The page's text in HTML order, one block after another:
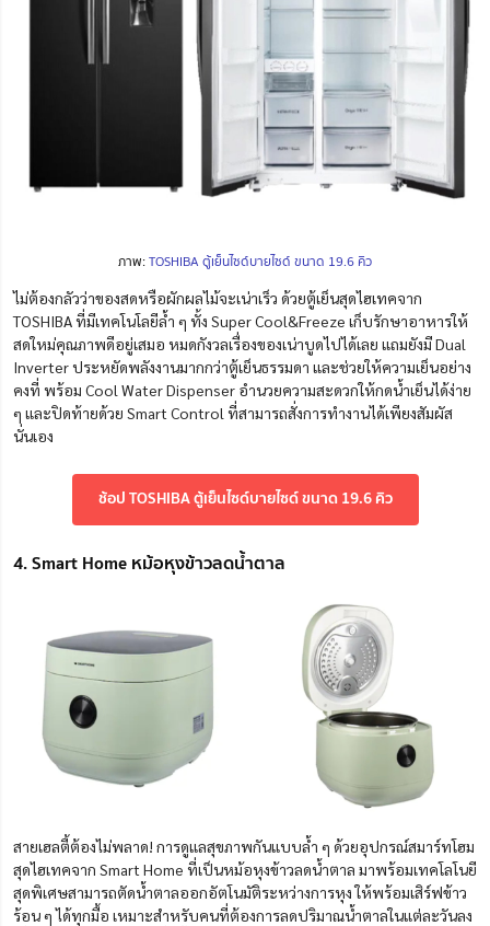
ภาพ:TOSHIBA ตู้เย็นไซด์บายไซด์ ขนาด 19.6 คิว
ไม่ต้องกลัวว่าของสดหรือผักผลไม้จะเน่าเร็ว ด้วยตู้เย็นสุดไฮเทคจาก
TOSHIBA ที่มีเทคโนโลยีล้ำ ๆ ทั้ง Super Cool&Freeze เก็บรักษาอาหารให้
สดใหม่คุณภาพดีอยู่เสมอ หมดกังวลเรื่องของเน่าบูดไปได้เลย แถมยังมี Dual
Inverter ประหยัดพลังงานมากกว่าตู้เย็นธรรมดา และช่วยให้ความเย็นอย่าง
คงที่ พร้อม Cool Water Dispenser อำนวยความสะดวกให้กดน้ำเย็นได้ง่าย
ๆ และปิดท้ายด้วย Smart Control ที่สามารถสั่งการทำงานได้เพียงสัมผัส
นั่นเอง
ช้อป TOSHIBA ตู้เย็นไซด์บายไซด์ ขนาด 19.6 คิว
4. Smart Home หม้อหุงข้าวลดน้ำตาล
สายเฮลตี้ต้องไม่พลาด! การดูแลสุขภาพกันแบบล้ำ ๆ ด้วยอุปกรณ์สมาร์ทโฮม
สุดไฮเทคจาก Smart Home ที่เป็นหม้อหุงข้าวลดน้ำตาล มาพร้อมเทคโลโนยี
สุดพิเศษสามารถตัดน้ำตาลออกอัตโนมัติระหว่างการหุง ให้พร้อมเสิร์ฟข้าว
ร้อน ๆ ได้ทุกมื้อ เหมาะสำหรับคนที่ต้องการลดปริมาณน้ำตาลในแต่ละวันลง